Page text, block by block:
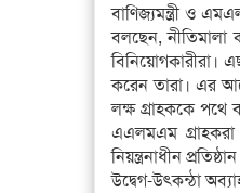
বাণিজ্যমন্ত্রী ও
বলছেন,
বিনিয়োগকারীরা।
করেন তারা। এর
লক্ষ গ্রাহককে পথে
এএলমএম গ্রাহকরা
নিয়ন্ত্রনাধীন
উদ্বেগ-উৎকন্ঠা